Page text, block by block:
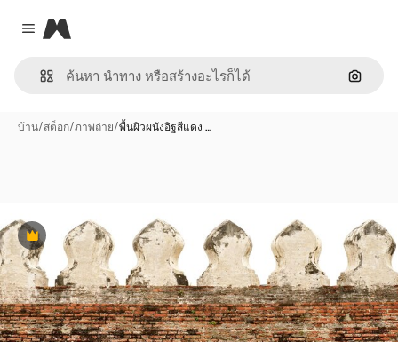
Close menu
Magnific
ค้นหา
บ้าน/สต็อก/ภาพถ่าย/พื้นผิวผนังอิฐสีแดง …
พรีเมี่ยม